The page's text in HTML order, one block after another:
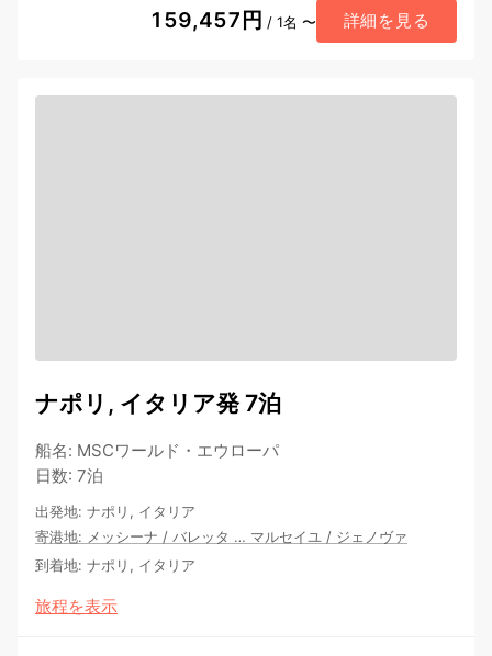
159,457円 / 1名 〜 詳細を見る
ナポリ, イタリア発 7泊
船名: MSCワールド・エウローパ
日数: 7泊
出発地: ナポリ, イタリア
寄港地: メッシーナ / バレッタ … マルセイユ / ジェノヴァ
到着地: ナポリ, イタリア
旅程を表示